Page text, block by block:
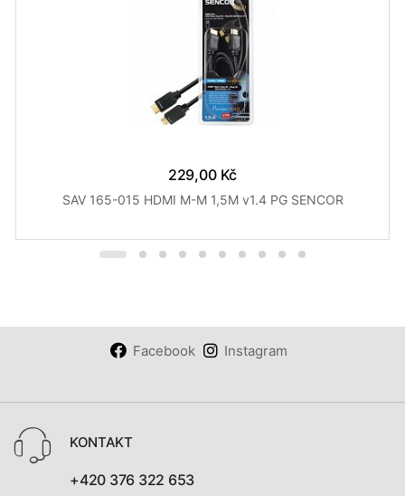
229,00 Kč
SAV 165-015 HDMI M-M 1,5M v1.4 PG SENCOR
Facebook Instagram
KONTAKT
+420 376 322 653